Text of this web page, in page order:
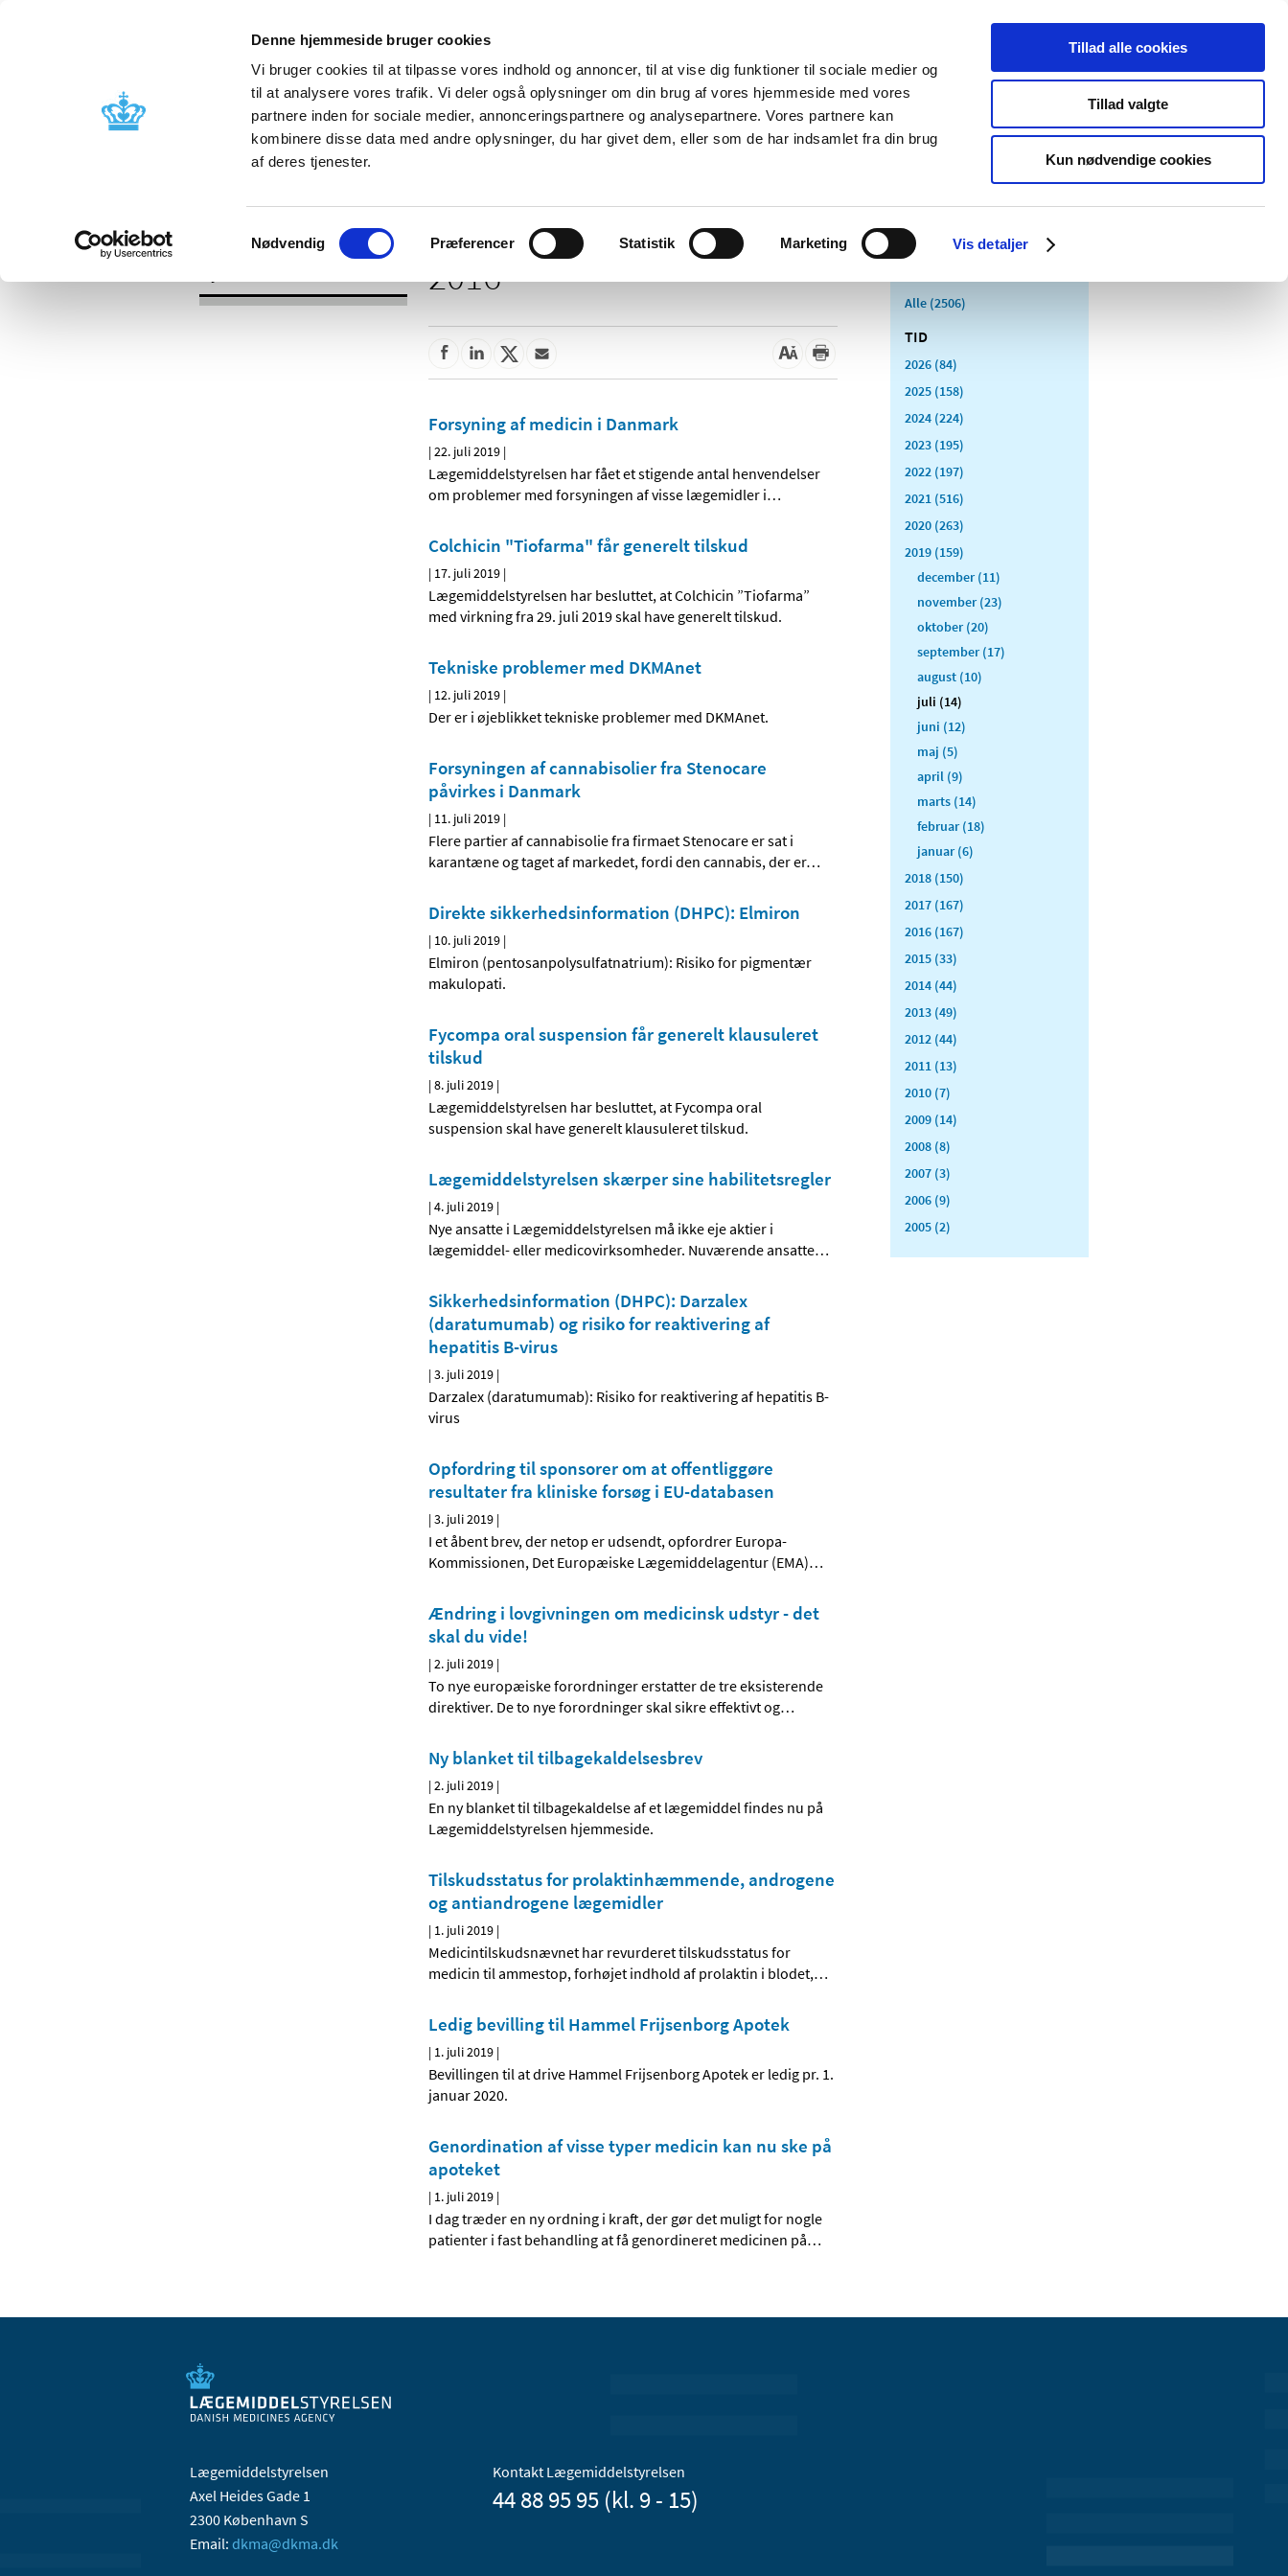
Denne hjemmeside bruger cookies
Vi bruger cookies til at tilpasse vores indhold og annoncer, til at vise dig funktioner til sociale medier og
til at analysere vores trafik. Vi deler også oplysninger om din brug af vores hjemmeside med vores
partnere inden for sociale medier, annonceringspartnere og analysepartnere. Vores partnere kan
kombinere disse data med andre oplysninger, du har givet dem, eller som de har indsamlet fra din brug
af deres tjenester.
Samtykkevalg
Nødvendig Præferencer Statistik Marketing Vis detaljer
Tillad alle cookies
Tillad valgte
Kun nødvendige cookies
Nyheder Om os Kontakt Udgivelser
Godkendelse og
Bivirkninger og
produktinformation
Tilskud og
Apoteker og salg af
Medicinsk
Særlige
produktområder
2016
Forsyning af medicin i Danmark
|22. juli 2019 |
Lægemiddelstyrelsen har fået et stigende antal henvendelser
om problemer med forsyningen af visse lægemidler i…
Colchicin "Tiofarma" får generelt tilskud
| 17. juli 2019 |
Lægemiddelstyrelsen har besluttet, at Colchicin ”Tiofarma”
med virkning fra 29. juli 2019 skal have generelt tilskud.
Tekniske problemer med DKMAnet
| 12. juli 2019 |
Der er i øjeblikket tekniske problemer med DKMAnet.
Forsyningen af cannabisolier fra Stenocare
påvirkes i Danmark
| 11. juli 2019 |
Flere partier af cannabisolie fra firmaet Stenocare er sat i
karantæne og taget af markedet, fordi den cannabis, der er…
Direkte sikkerhedsinformation (DHPC): Elmiron
| 10. juli 2019 |
Elmiron (pentosanpolysulfatnatrium): Risiko for pigmentær
makulopati.
Fycompa oral suspension får generelt klausuleret
tilskud
|8. juli 2019 |
Lægemiddelstyrelsen har besluttet, at Fycompa oral
suspension skal have generelt klausuleret tilskud.
Lægemiddelstyrelsen skærper sine habilitetsregler
|4. juli 2019 |
Nye ansatte i Lægemiddelstyrelsen må ikke eje aktier i
lægemiddel- eller medicovirksomheder. Nuværende ansatte…
Sikkerhedsinformation (DHPC): Darzalex
(daratumumab) og risiko for reaktivering af
hepatitis B-virus
|3. juli 2019 |
Darzalex (daratumumab): Risiko for reaktivering af hepatitis B-
virus
Opfordring til sponsorer om at offentliggøre
resultater fra kliniske forsøg i EU-databasen
|3. juli 2019 |
I et åbent brev, der netop er udsendt, opfordrer Europa-
Kommissionen, Det Europæiske Lægemiddelagentur (EMA)…
Ændring i lovgivningen om medicinsk udstyr - det
skal du vide!
|2. juli 2019 |
To nye europæiske forordninger erstatter de tre eksisterende
direktiver. De to nye forordninger skal sikre effektivt og…
Ny blanket til tilbagekaldelsesbrev
|2. juli 2019 |
En ny blanket til tilbagekaldelse af et lægemiddel findes nu på
Lægemiddelstyrelsen hjemmeside.
Tilskudsstatus for prolaktinhæmmende, androgene
og antiandrogene lægemidler
| 1. juli 2019 |
Medicintilskudsnævnet har revurderet tilskudsstatus for
medicin til ammestop, forhøjet indhold af prolaktin i blodet,…
Ledig bevilling til Hammel Frijsenborg Apotek
| 1. juli 2019 |
Bevillingen til at drive Hammel Frijsenborg Apotek er ledig pr. 1.
januar 2020.
Genordination af visse typer medicin kan nu ske på
apoteket
| 1. juli 2019 |
I dag træder en ny ordning i kraft, der gør det muligt for nogle
patienter i fast behandling at få genordineret medicinen på…
Alle (2506)
TID
2026 (84)
2025 (158)
2024 (224)
2023 (195)
2022 (197)
2021 (516)
2020 (263)
2019 (159)
december (11)
november (23)
oktober (20)
september (17)
august (10)
juli (14)
juni (12)
maj (5)
april (9)
marts (14)
februar (18)
januar (6)
2018 (150)
2017 (167)
2016 (167)
2015 (33)
2014 (44)
2013 (49)
2012 (44)
2011 (13)
2010 (7)
2009 (14)
2008 (8)
2007 (3)
2006 (9)
2005 (2)
Lægemiddelstyrelsen
Axel Heides Gade 1
2300 København S
Email: dkma@dkma.dk
Kontakt Lægemiddelstyrelsen
44 88 95 95 (kl. 9 - 15)